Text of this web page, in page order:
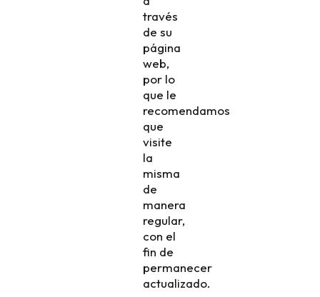
través
de su
página
web,
por lo
que le
recomendamos
que
visite
la
misma
de
manera
regular,
con el
fin de
permanecer
actualizado.